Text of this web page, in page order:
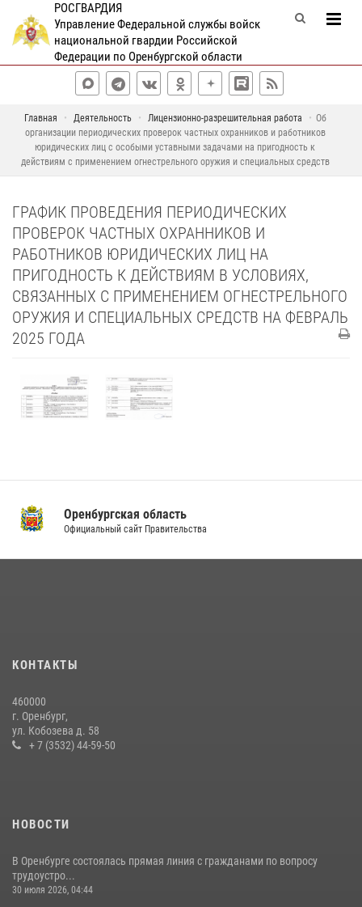
РОСГВАРДИЯ
Управление Федеральной службы войск
национальной гвардии Российской
Федерации по Оренбургской области
Главная Деятельность Лицензионно-разрешительная работа
Об
организации периодических проверок частных охранников и работников
юридических лиц с особыми уставными задачами на пригодность к
действиям с применением огнестрельного оружия и специальных средств
ГРАФИК ПРОВЕДЕНИЯ ПЕРИОДИЧЕСКИХ
ПРОВЕРОК ЧАСТНЫХ ОХРАННИКОВ И
РАБОТНИКОВ ЮРИДИЧЕСКИХ ЛИЦ НА
ПРИГОДНОСТЬ К ДЕЙСТВИЯМ В УСЛОВИЯХ,
СВЯЗАННЫХ С ПРИМЕНЕНИЕМ ОГНЕСТРЕЛЬНОГО
ОРУЖИЯ И СПЕЦИАЛЬНЫХ СРЕДСТВ НА ФЕВРАЛЬ
2025 ГОДА
Оренбургская область
Официальный сайт Правительства
КОНТАКТЫ
460000
г. Оренбург,
ул. Кобозева д. 58
+ 7 (3532) 44-59-50
НОВОСТИ
В Оренбурге состоялась прямая линия с гражданами по вопросу
трудоустро...
30 июля 2026, 04:44